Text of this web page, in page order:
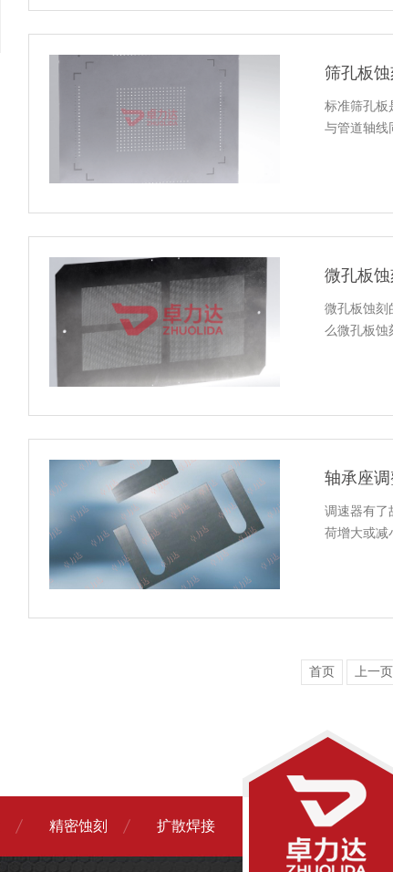
筛孔板
标准筛孔板
与管道轴线
微孔板
微孔板蚀刻
么微孔板蚀
轴承座
调速器有了
荷增大或减
首页 上一页
精密蚀刻 扩散焊接